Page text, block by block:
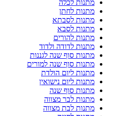
מתנות לכלה
מתנות לחתן
מתנות לסבתא
מתנות לסבא
מתנות להורים
מתנות לדודה ולדוד
מתנות סוף שנה לגננות
מתנות סוף שנה למורים
מתנות ליום הולדת
מתנות ליום נישואין
מתנות סוף שנה
מתנות לבר מצווה
מתנות לבת מצווה